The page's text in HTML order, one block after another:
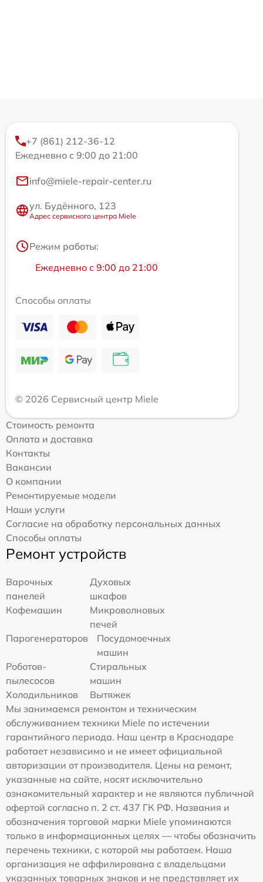
+7 (861) 212-36-12
Ежедневно с 9:00 до 21:00
info@miele-repair-center.ru
ул. Будённого, 123
Адрес сервисного центра Miele
Режим работы:
Ежедневно с 9:00 до 21:00
Способы оплаты
© 2026 Сервисный центр Miele
Стоимость ремонта
Оплата и доставка
Контакты
Вакансии
О компании
Ремонтируемые модели
Наши услуги
Согласие на обработку персональных данных
Способы оплаты
Ремонт устройств
Варочных
панелей
Духовых
шкафов
Кофемашин
Микроволновых
печей
Парогенераторов
Посудомоечных
машин
Роботов-
пылесосов
Стиральных
машин
Холодильников
Вытяжек
Мы занимаемся ремонтом и техническим
обслуживанием техники Miele по истечении
гарантийного периода. Наш центр в Краснодаре
работает независимо и не имеет официальной
авторизации от производителя. Цены на ремонт,
указанные на сайте, носят исключительно
ознакомительный характер и не являются публичной
офертой согласно п. 2 ст. 437 ГК РФ. Названия и
обозначения торговой марки Miele упоминаются
только в информационных целях — чтобы обозначить
перечень техники, с которой мы работаем. Наша
организация не аффилирована с владельцами
указанных товарных знаков и не представляет их